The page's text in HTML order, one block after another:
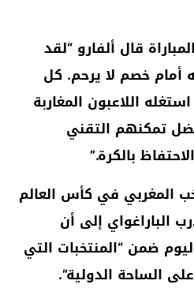
قال ألفارو “لقد
أمام خصم لا يرحم. كل
اللاعبون المغاربة
تمكنهم التقني
بالكرة.”
المغربي في كأس العالم
لفت مدرب الباراغواي إلى أن
ضمن “المنتخبات التي
الساحة الدولية”.